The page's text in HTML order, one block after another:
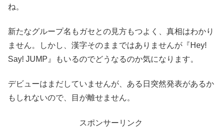
ね。
新たなグループ名もガセとの見方もつよく、真相はわかり
ません。しかし、漢字そのままではありませんが『Hey!
Say! JUMP』もいるのでどうなるのか気になります。
デビューはまだしていませんが、ある日突然発表があるか
もしれないので、目が離せません。
スポンサーリンク